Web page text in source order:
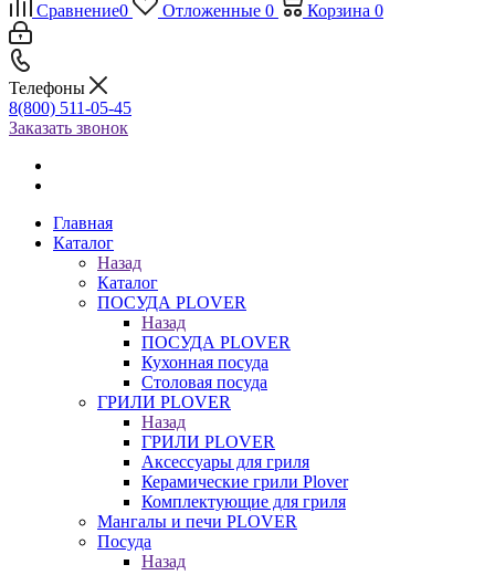
Сравнение0 Отложенные 0 Корзина 0
Телефоны
8(800) 511-05-45
Заказать звонок
Главная
Каталог
Назад
Каталог
ПОСУДА PLOVER
Назад
ПОСУДА PLOVER
Кухонная посуда
Столовая посуда
ГРИЛИ PLOVER
Назад
ГРИЛИ PLOVER
Аксессуары для гриля
Керамические грили Plover
Комплектующие для гриля
Мангалы и печи PLOVER
Посуда
Назад